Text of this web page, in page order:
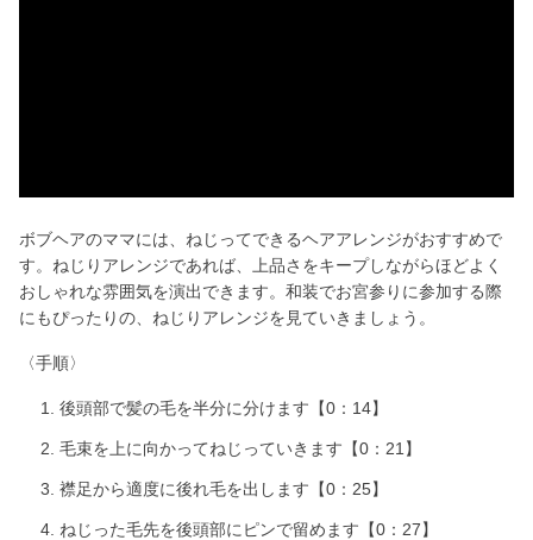
V
i
d
o
ボブヘアのママには、ねじってできるヘアアレンジがおすすめで
す。ねじりアレンジであれば、上品さをキープしながらほどよく
おしゃれな雰囲気を演出できます。和装でお宮参りに参加する際
にもぴったりの、ねじりアレンジを見ていきましょう。
〈手順〉
後頭部で髪の毛を半分に分けます【0：14】
毛束を上に向かってねじっていきます【0：21】
襟足から適度に後れ毛を出します【0：25】
ねじった毛先を後頭部にピンで留めます【0：27】